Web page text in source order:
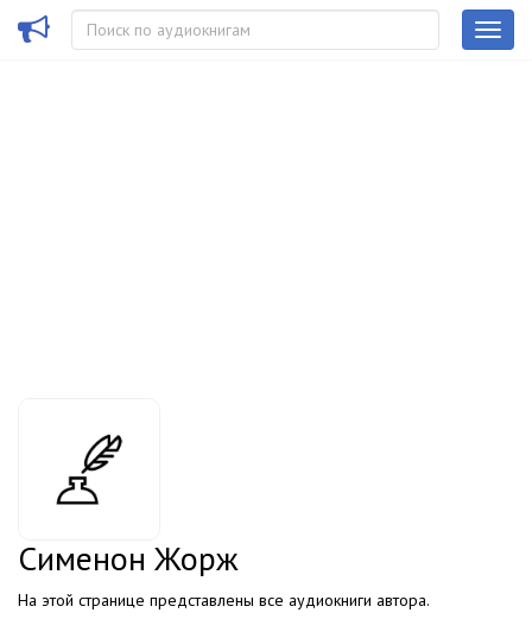
Сименон Жорж
На этой странице представлены все аудиокниги автора.